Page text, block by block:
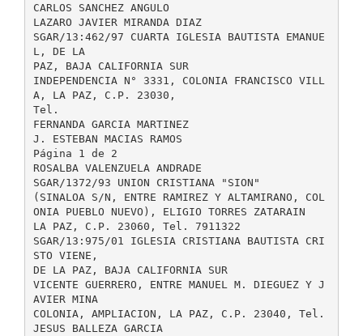
CARLOS SANCHEZ ANGULO
LAZARO JAVIER MIRANDA DIAZ
SGAR/13:462/97 CUARTA IGLESIA BAUTISTA EMANUE
L, DE LA
PAZ, BAJA CALIFORNIA SUR
INDEPENDENCIA N° 3331, COLONIA FRANCISCO VILL
A, LA PAZ, C.P. 23030,
Tel.
FERNANDA GARCIA MARTINEZ
J. ESTEBAN MACIAS RAMOS
Página 1 de 2
ROSALBA VALENZUELA ANDRADE
SGAR/1372/93 UNION CRISTIANA "SION"
(SINALOA S/N, ENTRE RAMIREZ Y ALTAMIRANO, COL
ONIA PUEBLO NUEVO), ELIGIO TORRES ZATARAIN
LA PAZ, C.P. 23060, Tel. 7911322
SGAR/13:975/01 IGLESIA CRISTIANA BAUTISTA CRI
STO VIENE,
DE LA PAZ, BAJA CALIFORNIA SUR
VICENTE GUERRERO, ENTRE MANUEL M. DIEGUEZ Y J
AVIER MINA
COLONIA, AMPLIACION, LA PAZ, C.P. 23040, Tel.
JESUS BALLEZA GARCIA